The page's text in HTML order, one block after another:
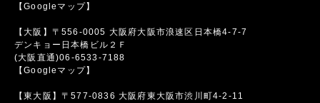
【Googleマップ】
【大阪】〒556-0005 大阪府大阪市浪速区日本橋4-7-7
デンキョー日本橋ビル２Ｆ
(大阪直通)06-6533-7188
【Googleマップ】
【東大阪】〒577-0836 大阪府東大阪市渋川町4-2-11